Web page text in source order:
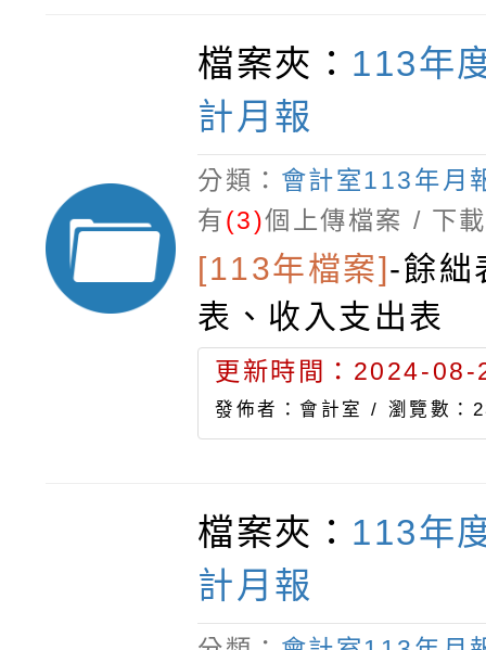
檔案夾： 113年
計月報
分類： 會計室113年月
有(3)個上傳檔案 / 下
[113年檔案]-餘絀
表、收入支出表
更新時間：2024-
發佈者：會計室 / 瀏覽數：
檔案夾： 113年
計月報